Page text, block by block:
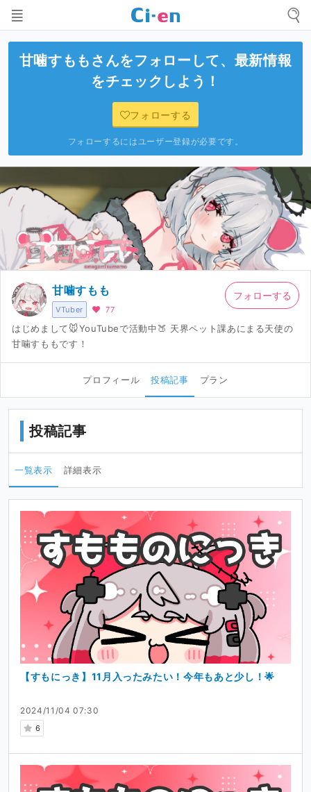
甘噛すもも さんをフォローして、最新情報
をチェックしよう！
フォローする
フォローするにはユーザー登録が必要です。
VTuber
甘噛すもも
77
はじめまして🐭YouTubeで活動中🍑 天界ペット課あにまる天使の
甘噛すももです！
フォローする
プロフィール 投稿記事 プラン
投稿記事
一覧表示 詳細表示
2024/11/04 07:30
6
【すもにっき】11月入ったみたい！今年もあと少し！🌟